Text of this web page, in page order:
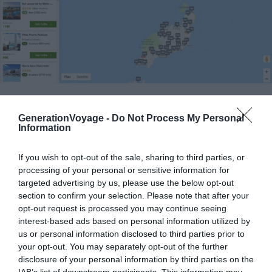
GenerationVoyage - Do Not Process My Personal
Information
If you wish to opt-out of the sale, sharing to third parties, or
processing of your personal or sensitive information for
targeted advertising by us, please use the below opt-out
section to confirm your selection. Please note that after your
opt-out request is processed you may continue seeing
interest-based ads based on personal information utilized by
us or personal information disclosed to third parties prior to
your opt-out. You may separately opt-out of the further
disclosure of your personal information by third parties on the
Vous gérez un établissement proposant des
votre collaboration avec un ou plusieurs sites de
réservations en ligne. En effet, si ceux-ci font partie de
leurs partenaires commerciaux, vous verrez alors
apparaître votre hôtel sur le comparateur en ligne. Plus
vous travaillez avec différents sites, plus vous
augmentez vos chances d’être trouvés sur le moteur de
recherche. Pour améliorer votre fiche, vous pouvez créer
gratuitement un compte Hotel Manager. Celui-ci vous